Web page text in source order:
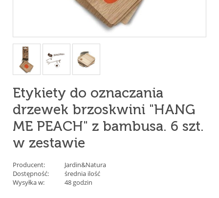
Etykiety do oznaczania
drzewek brzoskwini "HANG
ME PEACH" z bambusa. 6 szt.
w zestawie
Producent:
Jardin&Natura
Dostępność:
średnia ilość
Wysyłka w:
48 godzin